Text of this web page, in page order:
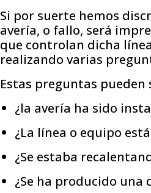
Si por suerte hemos
avería, o fallo, será
que controlan dicha
realizando varias
Estas preguntas pueden
¿la avería ha sido
¿La línea o equipo
¿Se estaba
¿Se ha producido